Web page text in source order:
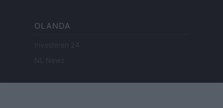
OLANDA
Investeren 24
NL Newz